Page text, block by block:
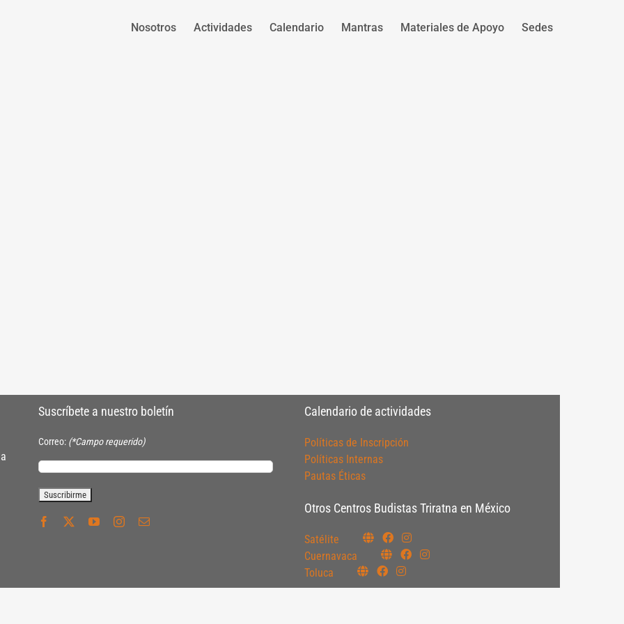
Nosotros Actividades Calendario Mantras Materiales de Apoyo Sedes
Suscríbete a nuestro boletín
Correo: (*Campo requerido)
Calendario de actividades
Políticas de Inscripción
Políticas Internas
Pautas Éticas
Otros Centros Budistas Triratna en México
Satélite
Cuernavaca
Toluca